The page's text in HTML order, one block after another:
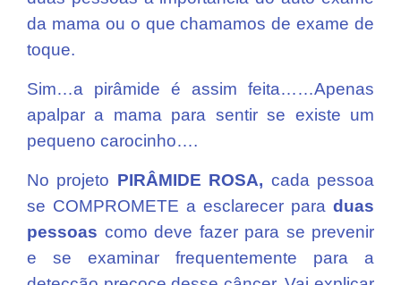
da mama ou o que chamamos de exame de
toque.
Sim…a pirâmide é assim feita……Apenas
apalpar a mama para sentir se existe um
pequeno carocinho….
No projeto PIRÂMIDE ROSA, cada pessoa
se COMPROMETE a esclarecer para duas
pessoas como deve fazer para se prevenir
e se examinar frequentemente para a